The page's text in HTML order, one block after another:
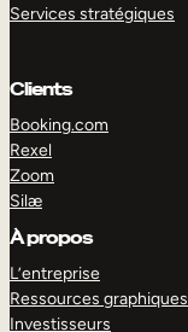
Services stratégiques
Clients
Booking.com
Rexel
Zoom
Silæ
À propos
L’entreprise
Ressources graphiques
Investisseurs